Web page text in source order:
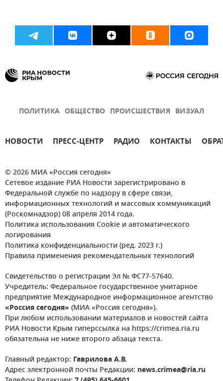
ПОЛИТИКА ОБЩЕСТВО ПРОИСШЕСТВИЯ ВИЗУАЛ
НОВОСТИ ПРЕСС-ЦЕНТР РАДИО КОНТАКТЫ
© 2026 МИА «Россия сегодня»
Сетевое издание РИА Новости зарегистрировано в
Федеральной службе по надзору в сфере связи,
информационных технологий и массовых коммуникаций
(Роскомнадзор) 08 апреля 2014 года.
Политика использования Cookie и автоматического
логирования
Политика конфиденциальности (ред. 2023 г.)
Правила применения рекомендательных технологий
Свидетельство о регистрации Эл № ФС77-57640.
Учредитель: Федеральное государственное унитарное
предприятие Международное информационное агентство
«Россия сегодня» (МИА «Россия сегодня»).
При любом использовании материалов и новостей сайта
РИА Новости Крым гиперссылка на https://crimea.ria.ru
обязательна не ниже второго абзаца текста.
Главный редактор: Гаврилова А.В.
Адрес электронной почты Редакции: news.crimea@ria.ru